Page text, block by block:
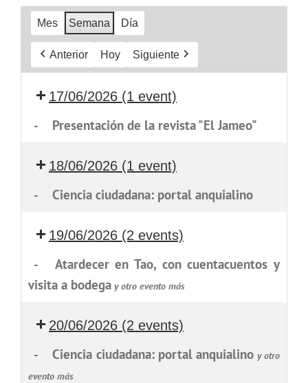
Mes Semana Día
Anterior Hoy Siguiente
17/06/2026 (1 event)
- Presentación de la revista "El Jameo"
18/06/2026 (1 event)
- Ciencia ciudadana: portal anquialino
19/06/2026 (2 events)
-
Atardecer en Tao, con cuentacuentos y
visita a bodegay otro evento más
20/06/2026 (2 events)
- Ciencia ciudadana: portal anquialino y otro
evento más